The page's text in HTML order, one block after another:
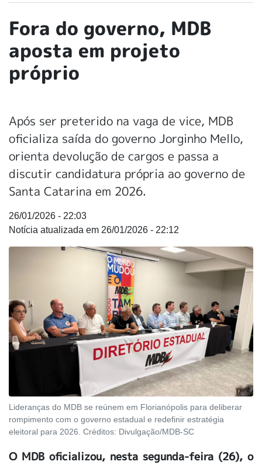
Fora do governo, MDB
aposta em projeto
próprio
Após ser preterido na vaga de vice, MDB
oficializa saída do governo Jorginho Mello,
orienta devolução de cargos e passa a
discutir candidatura própria ao governo de
Santa Catarina em 2026.
26/01/2026 - 22:03
26/01/2026 - 22:12
Lideranças do MDB se reúnem em Florianópolis para deliberar
rompimento com o governo estadual e redefinir estratégia
eleitoral para 2026. Créditos: Divulgação/MDB-SC
O MDB oficializou, nesta segunda-feira (26), o